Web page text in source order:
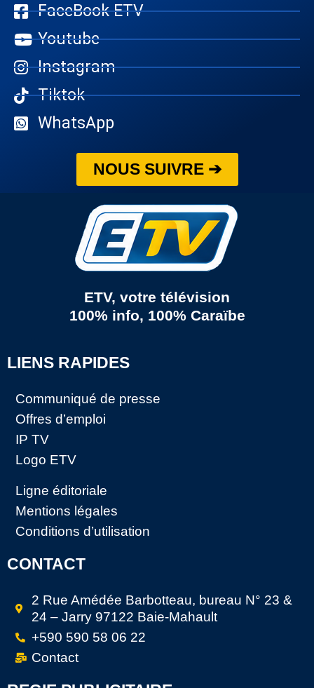
FaceBook ETV
Youtube
Instagram
Tiktok
WhatsApp
NOUS SUIVRE ➔
ETV, votre télévision
100% info, 100% Caraïbe
LIENS RAPIDES
Communiqué de presse
Offres d’emploi
IP TV
Logo ETV
Ligne éditoriale
Mentions légales
Conditions d’utilisation
CONTACT
2 Rue Amédée Barbotteau, bureau N° 23 &
24 – Jarry 97122 Baie-Mahault
+590 590 58 06 22
Contact